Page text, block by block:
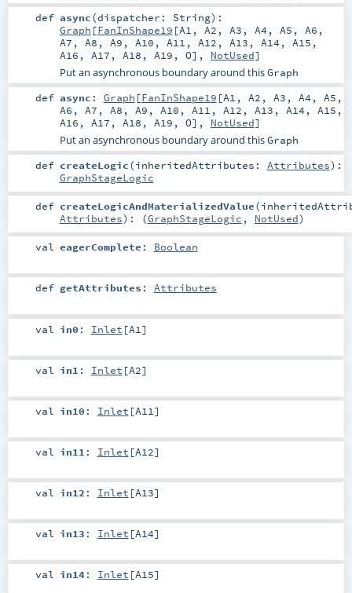
def async(dispatcher: String) :
Graph [FanInShape19 [A1 , A2 , A3 , A4 , A5 , A6 ,
A7 , A8 , A9 , A10 , A11 , A12 , A13 , A14 , A15 ,
A16 , A17 , A18 , A19 , O], NotUsed]
Put an asynchronous boundary around thisGraph
def async : Graph [FanInShape19 [A1 , A2 , A3 , A4 , A5 ,
A6 , A7 , A8 , A9 , A10 , A11 , A12 , A13 , A14 , A15 ,
A16 , A17 , A18 , A19 , O], NotUsed]
Put an asynchronous boundary around thisGraph
def createLogic(inheritedAttributes: Attributes) :
GraphStageLogic
def createLogicAndMaterializedValue(
Attributes) : (GraphStageLogic , NotUsed)
val eagerComplete : Boolean
def getAttributes : Attributes
val in0 : Inlet [A1 ]
val in1 : Inlet [A2]
val in10 : Inlet [A11 ]
val in11 : Inlet [A12]
val in12 : Inlet [A13]
val in13 : Inlet [A14]
val in14: Inlet [A15]